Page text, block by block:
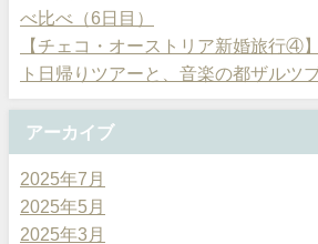
べ比べ（6日目）
【チェコ・オーストリア新婚旅行④
ト日帰りツアーと、音楽の都ザルツ
アーカイブ
2025年7月
2025年5月
2025年3月